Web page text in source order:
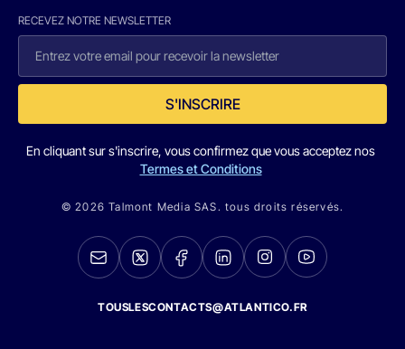
RECEVEZ NOTRE NEWSLETTER
S'INSCRIRE
En cliquant sur s'inscrire, vous confirmez que vous acceptez nos
Termes et Conditions
© 2026 Talmont Media SAS. tous droits réservés.
TOUSLESCONTACTS@ATLANTICO.FR